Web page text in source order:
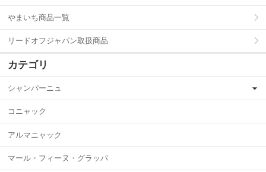
やまいち商品一覧
リードオフジャパン取扱商品
カテゴリ
シャンパーニュ
コニャック
アルマニャック
マール・フィーヌ・グラッパ